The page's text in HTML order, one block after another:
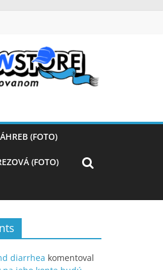
(FOTO)
(FOTO)
diarrhea komentoval